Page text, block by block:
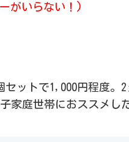
がいらない！)
ットで1,000円程度。
家庭世帯におススメし